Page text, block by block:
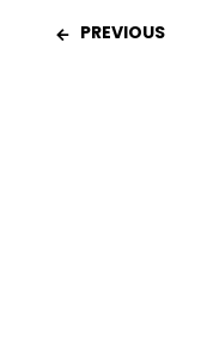
PREVIOUS